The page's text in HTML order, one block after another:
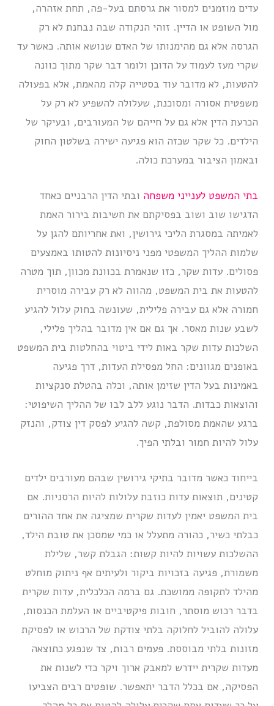
עדים מוזמנים למסור את גרסתם בעל-פה, תחת אזהרה,
מול השופט או הדיין. זוהי הנקודה שבה נבחנת לא רק
הגרסה אלא גם מהימנותו של האדם שנושא אותה. כאשר עד
שקרי מעז לעמוד על הדוכן ולומר דבר שקר מתוך כוונה
להטעות, לא מדובר עוד בסטייה קלה מהאמת, אלא בפעולה
משפטית אסורה ומסוכנת, שעלולה להשפיע לא רק על
הכרעת הדין אלא גם על חייהם של המעורבים, ובעיקר של
הילדים. כל שקר שכזה הוא פגיעה ישירה בשלטון החוק
ובאמון הציבור במערכת כולה.
בתי המשפט לענייני משפחה ובתי הדין הרבניים כאחד
הדגישו שוב ושוב בפסיקתם את חשיבות בירור האמת
לאמיתה במסגרת הליכי גירושין, ואת אחריותם להגן על
שלמות ההליך המשפטי מפני ניסיונות להטותו באמצעים
פסולים. עדות שקר, כזו שנאמרת בכוונת מכוון, תוך מטרה
להטעות את בית המשפט, מהווה לא רק עבירה מוסרית
חמורה אלא גם עבירה פלילית, שעונשה בחוק עלול להגיע
לשבע שנות מאסר. אך גם אם אין מדובר בהליך פלילי,
השלכות עדות שקר באות לידי ביטוי בהחלטות בית המשפט
באופנים מגוונים: החל מפסילת העדות, דרך פגיעה
באמינות בעל הדין שזימן אותה, וכלה בהטלת סנקציות
והוצאות כבדות. הדבר נוגע ללב לבו של ההליך השיפוטי:
ברגע שהאמת מסולפת, קשה להגיע לפסק דין צודק, והנזק
עלול להיות חמור ובלתי הפיך.
בייחוד כאשר מדובר בתיקי גירושין שבהם מעורבים ילדים
קטינים, תוצאות עדות כוזבת עלולות להיות הרסניות. אם
בית המשפט יאמין לעדות שקרית שמציגה את אחד ההורים
כבלתי כשיר, כהורה מתעלל או כמי שמסכן את טובת הילד,
ההשלכות עשויות להיות קשות: הגבלת קשר, שלילת
משמורת, פגיעה בזכויות ביקור ולעיתים אף ניתוק מוחלט
מהילד לתקופה ממושכת. גם ברמה הכלכלית, עדות שקרית
בדבר רכוש מוסתר, חובות פיקטיביים או העלמת הכנסות,
עלולה להוביל לחלוקה בלתי צודקת של הרכוש או לפסיקת
מזונות בלתי מבוססת. פעמים רבות, צד שנפגע כתוצאה
מעדות שקרית יידרש למאבק ארוך ויקר כדי לשנות את
הפסיקה, אם בכלל הדבר יתאפשר. שופטים רבים הצביעו